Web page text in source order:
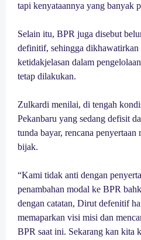
tapi kenyataannya yang banyak
Selain itu, BPR juga disebut
definitif, sehingga dikhawatirkan
ketidakjelasan dalam
tetap dilakukan.
Zulkardi menilai, di tengah
Pekanbaru yang sedang defisit
tunda bayar, rencana penyertaan
bijak.
“Kami tidak anti dengan
penambahan modal ke BPR
dengan catatan, Dirut defenitif
memaparkan visi misi dan
BPR saat ini. Sekarang kan kita